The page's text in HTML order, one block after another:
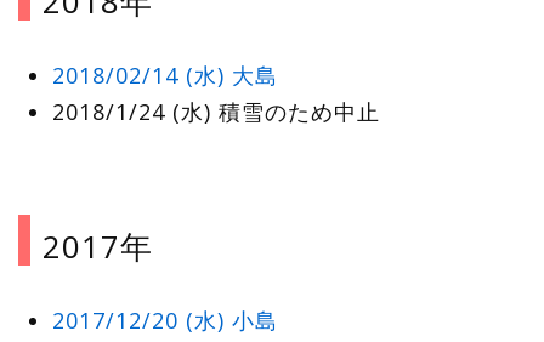
2018/02/14 (水) 大島
2018/1/24 (水) 積雪のため中止
2017年
2017/12/20 (水) 小島